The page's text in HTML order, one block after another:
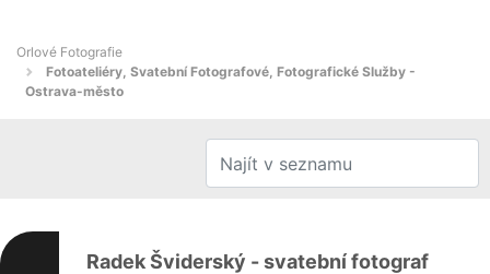
Orlové Fotografie
Fotoateliéry, Svatební Fotografové, Fotografické Služby -
Ostrava-město
Radek Šviderský - svatební fotograf